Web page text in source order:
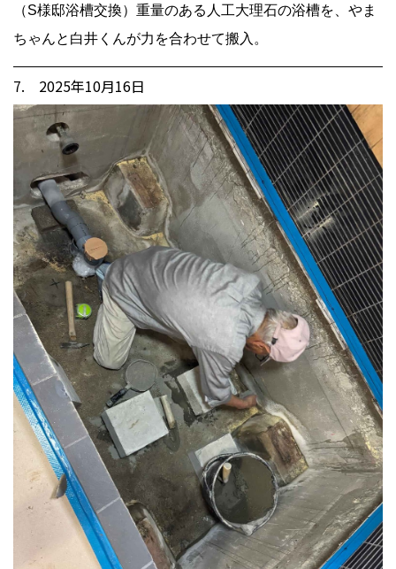
（S様邸浴槽交換）重量のある人工大理石の浴槽を、やま
ちゃんと白井くんが力を合わせて搬入。
7. 2025年10月16日